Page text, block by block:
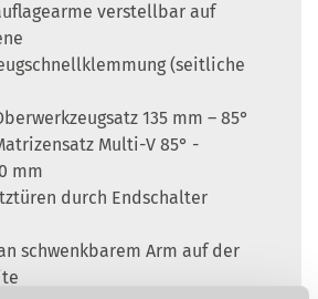
verstellbar auf
(seitliche
135 mm – 85°
Multi-V 85° -
mm
durch Endschalter
schwenkbarem Arm auf der